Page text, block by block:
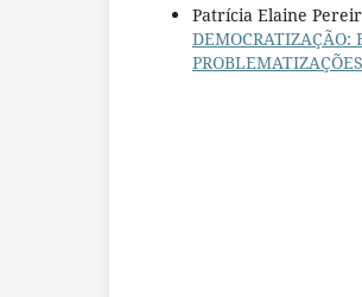
Patrícia Elaine
DEMOCRATIZAÇÃO: